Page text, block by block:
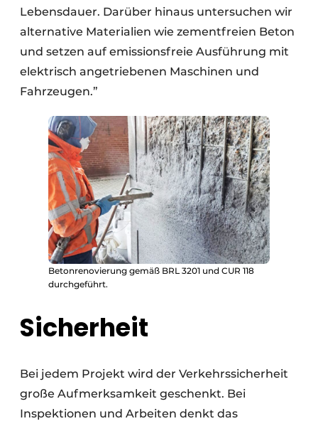
Lebensdauer. Darüber hinaus untersuchen wir
alternative Materialien wie zementfreien Beton
und setzen auf emissionsfreie Ausführung mit
elektrisch angetriebenen Maschinen und
Fahrzeugen.”
Betonrenovierung gemäß BRL 3201 und CUR 118
durchgeführt.
Sicherheit
Bei jedem Projekt wird der Verkehrssicherheit
große Aufmerksamkeit geschenkt. Bei
Inspektionen und Arbeiten denkt das